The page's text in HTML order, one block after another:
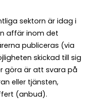
sektorn är idag i
affär inom det
publiceras (via
skickad till sig
göra är att svara på
eller tjänsten,
(anbud).